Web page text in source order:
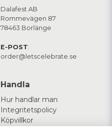
Dalafest AB
Rommevägen 87
78463 Borlänge
E-POST:
order@letscelebrate.se
Handla
Hur handlar man
Integritetspolicy
Köpvillkor